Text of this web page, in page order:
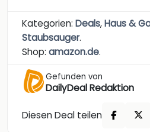
Kategorien: Deals,Haus &
Staubsauger.
Shop: amazon.de.
Gefunden von
DailyDeal Redaktion
Diesen Deal teilen